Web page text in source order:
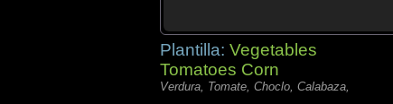
Plantilla: Vegetables
Tomatoes Corn
Verdura, Tomate, Choclo, Calabaza,